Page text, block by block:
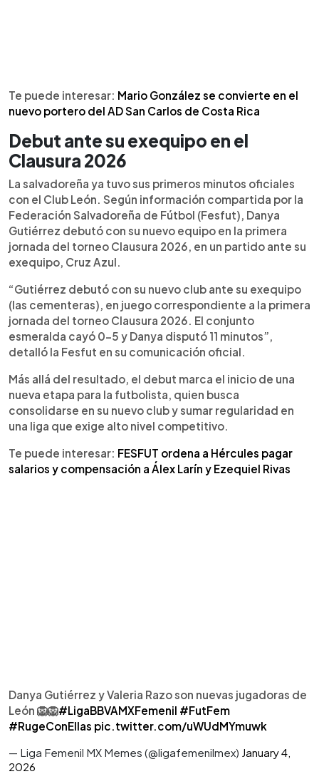
Te puede interesar: Mario González se convierte en el
nuevo portero del AD San Carlos de Costa Rica
Debut ante su exequipo en el
Clausura 2026
La salvadoreña ya tuvo sus primeros minutos oficiales
con el Club León. Según información compartida por la
Federación Salvadoreña de Fútbol (Fesfut), Danya
Gutiérrez debutó con su nuevo equipo en la primera
jornada del torneo Clausura 2026, en un partido ante su
exequipo, Cruz Azul.
“Gutiérrez debutó con su nuevo club ante su exequipo
(las cementeras), en juego correspondiente a la primera
jornada del torneo Clausura 2026. El conjunto
esmeralda cayó 0-5 y Danya disputó 11 minutos”,
detalló la Fesfut en su comunicación oficial.
Más allá del resultado, el debut marca el inicio de una
nueva etapa para la futbolista, quien busca
consolidarse en su nuevo club y sumar regularidad en
una liga que exige alto nivel competitivo.
Te puede interesar: FESFUT ordena a Hércules pagar
salarios y compensación a Álex Larín y Ezequiel Rivas
Danya Gutiérrez y Valeria Razo son nuevas jugadoras de
León 🦁🦁#LigaBBVAMXFemenil #FutFem
#RugeConEllas pic.twitter.com/uWUdMYmuwk
— Liga Femenil MX Memes (@ligafemenilmex) January 4,
2026